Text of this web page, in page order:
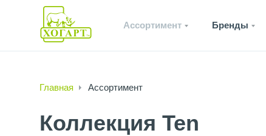
Ассортимент Бренды
Главная Ассортимент
Коллекция Ten